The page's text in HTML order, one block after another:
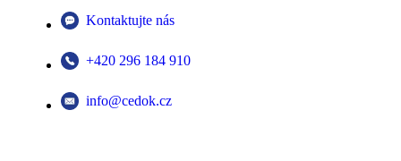
Kontaktujte nás
+420 296 184 910
info@cedok.cz